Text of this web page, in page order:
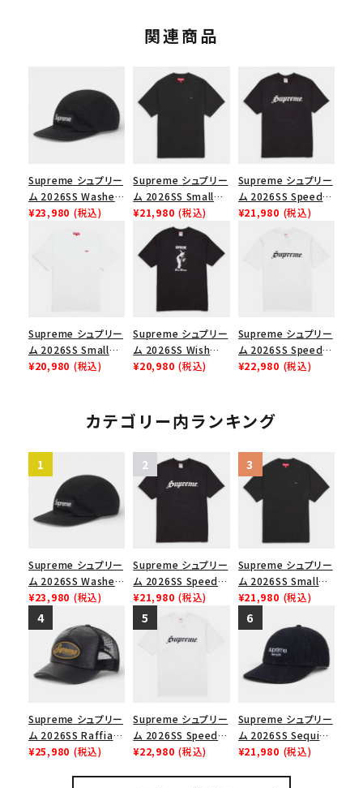
関連商品
Supreme シュプリー
ム 2026SS Washed
Chino Twill Camp
¥23,980 (税込)
Supreme シュプリー
ム 2026SS Small
Box Tee スモールボ
ックスTシャツ ブラッ
¥21,980 (税込)
Supreme シュプリー
ム 2026SS Speed
Tee スピードTシャツ
¥21,980 (税込)
Supreme シュプリー
ム 2026SS Small
Box Tee スモールボ
¥20,980 (税込)
Supreme シュプリー
ム 2026SS Wish
Tee ウィッシュTシ
¥20,980 (税込)
Supreme シュプリー
ム 2026SS Speed
Tee スピードTシャツ
¥22,980 (税込)
カテゴリー内ランキング
Supreme シュプリー
ム 2026SS Washed
Chino Twill Camp
Cap ウォッシュド チ
ノツイル キャンプキャ
ップ ブラック
¥23,980 (税込)
Supreme シュプリー
ム 2026SS Speed
Tee スピードTシャツ
ブラック
¥21,980 (税込)
Supreme シュプリー
ム 2026SS Small
Box Tee スモールボ
ックスTシャツ ブラッ
ク
¥21,980 (税込)
Supreme シュプリー
ム 2026SS Raffia
Mesh Back 5-Panel
¥25,980 (税込)
Supreme シュプリー
ム 2026SS Speed
Tee スピードTシャツ
¥22,980 (税込)
Supreme シュプリー
ム 2026SS Sequin
Denim Classic
¥21,980 (税込)